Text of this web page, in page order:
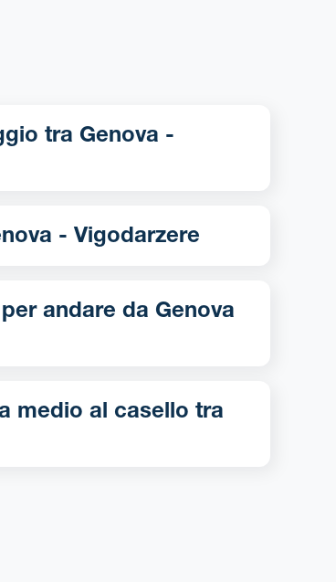
-
la distanza tra Genova - Vigodarzere
da Genova
medio al casello tra